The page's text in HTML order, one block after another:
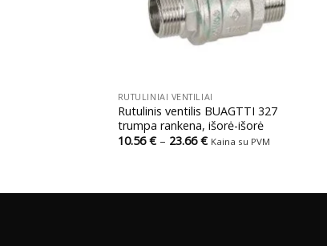
RUTULINIAI VENTILIAI
Rutulinis ventilis BUAGTTI 327
trumpa rankena, išorė-išorė
10.56€ – 23.66€Price
Kaina su PVM